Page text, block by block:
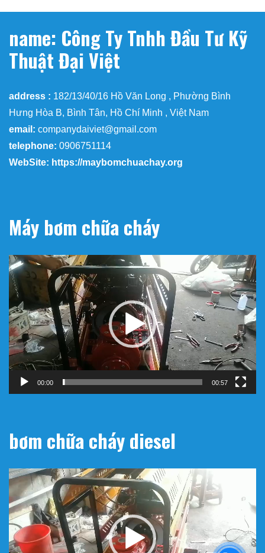
name: Công Ty Tnhh Đầu Tư Kỹ
Thuật Đại Việt
address : 182/13/40/16 Hồ Văn Long , Phường Bình
Hưng Hòa B, Bình Tân, Hồ Chí Minh , Việt Nam
email: companydaiviet@gmail.com
telephone: 0906751114
WebSite: https://maybomchuachay.org
Máy bơm chữa cháy
Trình
chơi
Video
00:00 00:57
bơm chữa cháy diesel
Trình
chơi
Video